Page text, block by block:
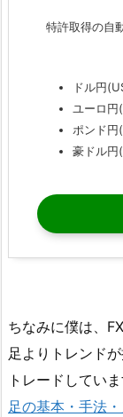
特許取得の自
ドル円
ユーロ円
ポンド円
豪ドル円
ちなみに僕は、
足よりトレンド
トレードしてい
足の基本・手法